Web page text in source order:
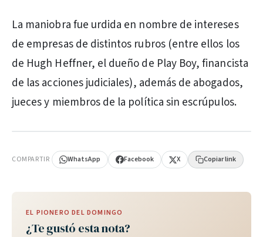
La maniobra fue urdida en nombre de intereses
de empresas de distintos rubros (entre ellos los
de Hugh Heffner, el dueño de Play Boy, financista
de las acciones judiciales), además de abogados,
jueces y miembros de la política sin escrúpulos.
COMPARTIR WhatsApp Facebook X Copiar link
EL PIONERO DEL DOMINGO
¿Te gustó esta nota?